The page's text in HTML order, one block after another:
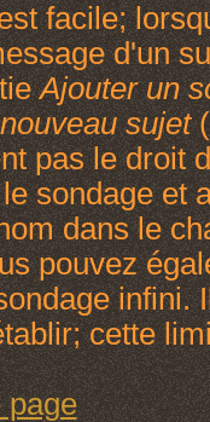
facile;
d'un
Ajouter un
sujet
pas le droit
sondage et
dans le
pouvez
infini.
cette
page